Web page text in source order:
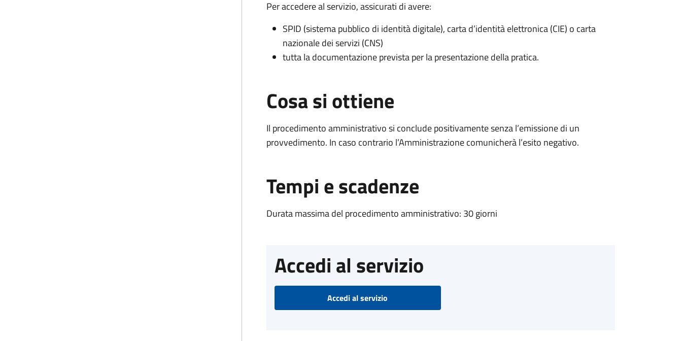
Per accedere al servizio, assicurati di avere:
SPID (sistema pubblico di identità digitale), carta d’identità elettronica (CIE) o carta
nazionale dei servizi (CNS)
tutta la documentazione prevista per la presentazione della pratica.
Cosa si ottiene
Il procedimento amministrativo si conclude positivamente senza l’emissione di un
provvedimento. In caso contrario l’Amministrazione comunicherà l’esito negativo.
Tempi e scadenze
Durata massima del procedimento amministrativo: 30 giorni
Accedi al servizio
Accedi al servizio